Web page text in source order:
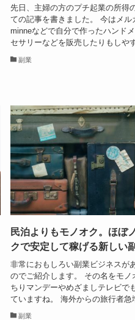
先日、主婦の方のプチ起業の所得
ての記事を書きました。 今はメル
minneなどで自分で作ったハンド
セサリーなどを販売したりもしや
副業
民泊よりもモノオク。ほぼ
クで安定して稼げる新しい
非常におもしろい副業ビジネスが
のでご紹介します。 その名をモノ
ちりマンデーやめざましテレビで
ていますね。 海外からの旅行者急
副業